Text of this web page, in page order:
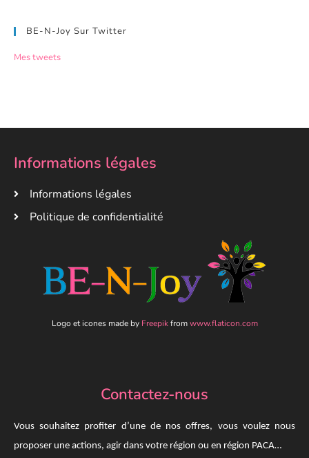
BE-N-Joy Sur Twitter
Mes tweets
Informations légales
Informations légales
Politique de confidentialité
Logo et icones made by Freepikfromwww.flaticon.com
Contactez-nous
Vous souhaitez profiter d’une de nos offres, vous voulez nous
proposer une actions, agir dans votre région ou en région PACA…